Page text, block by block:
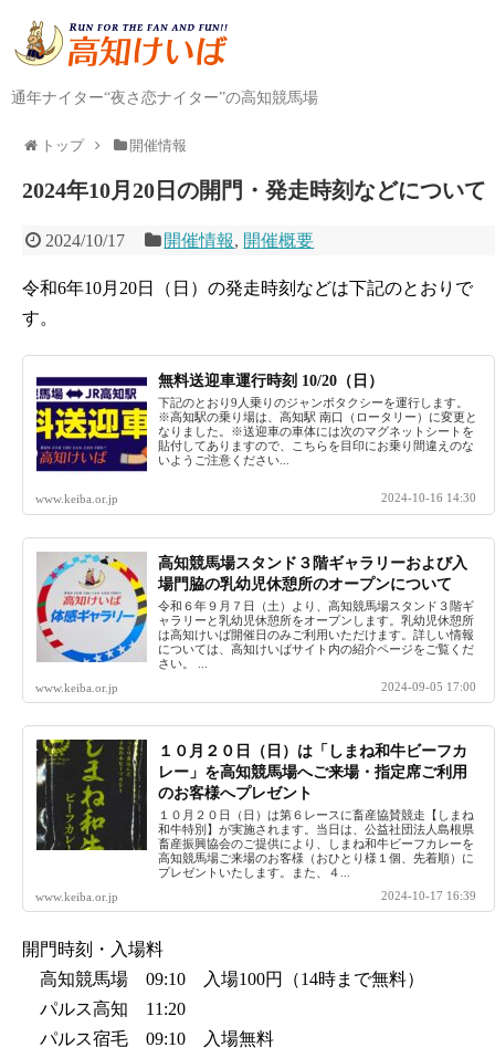
通年ナイター“夜さ恋ナイター”の高知競馬場
トップ 開催情報
2024年10月20日の開門・発走時刻などについて
2024/10/17 開催情報, 開催概要
令和6年10月20日（日）の発走時刻などは下記のとおりで
す。
無料送迎車運行時刻 10/20（日）
下記のとおり9人乗りのジャンボタクシーを運行します。
※高知駅の乗り場は、高知駅 南口（ロータリー）に変更と
なりました。※送迎車の車体には次のマグネットシートを
貼付してありますので、こちらを目印にお乗り間違えのな
いようご注意ください...
www.keiba.or.jp 2024-10-16 14:30
高知競馬場スタンド３階ギャラリーおよび入
場門脇の乳幼児休憩所のオープンについて
令和６年９月７日（土）より、高知競馬場スタンド３階ギ
ャラリーと乳幼児休憩所をオープンします。乳幼児休憩所
は高知けいば開催日のみご利用いただけます。詳しい情報
については、高知けいばサイト内の紹介ページをご覧くだ
さい。 ...
www.keiba.or.jp
2024-09-05 17:00
１０月２０日（日）は「しまね和牛ビーフカ
レー」を高知競馬場へご来場・指定席ご利用
のお客様へプレゼント
１０月２０日（日）は第６レースに畜産協賛競走【しまね
和牛特別】が実施されます。当日は、公益社団法人島根県
畜産振興協会のご提供により、しまね和牛ビーフカレーを
高知競馬場ご来場のお客様（おひとり様１個、先着順）に
プレゼントいたします。また、４...
www.keiba.or.jp
2024-10-17 16:39
開門時刻・入場料
高知競馬場 09:10 入場100円（14時まで無料）
パルス高知 11:20
パルス宿毛 09:10 入場無料